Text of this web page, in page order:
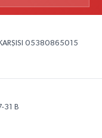
KARŞISI 05380865015
31 B